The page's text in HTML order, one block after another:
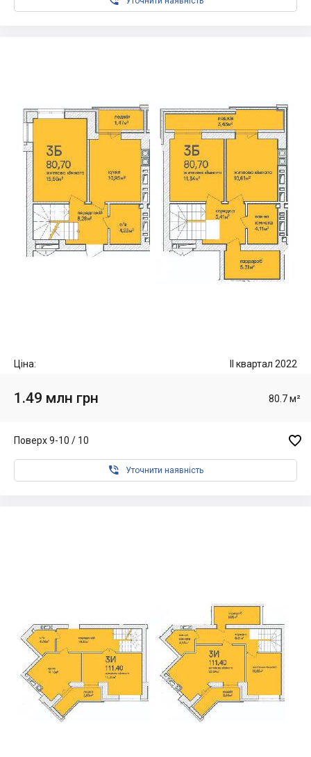
Ціна: II квартал 2022
1.49 млн грн 80.7 м²
Поверх 9-10 / 10 
 Уточнити наявність